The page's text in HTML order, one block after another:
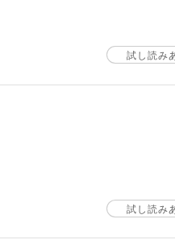
試し読み
試し読み